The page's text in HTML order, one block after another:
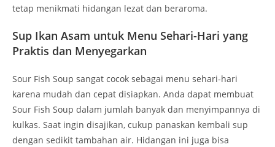
tetap menikmati hidangan lezat dan beraroma.
Sup Ikan Asam untuk Menu Sehari-Hari yang
Praktis dan Menyegarkan
Sour Fish Soup sangat cocok sebagai menu sehari-hari
karena mudah dan cepat disiapkan. Anda dapat membuat
Sour Fish Soup dalam jumlah banyak dan menyimpannya di
kulkas. Saat ingin disajikan, cukup panaskan kembali sup
dengan sedikit tambahan air. Hidangan ini juga bisa